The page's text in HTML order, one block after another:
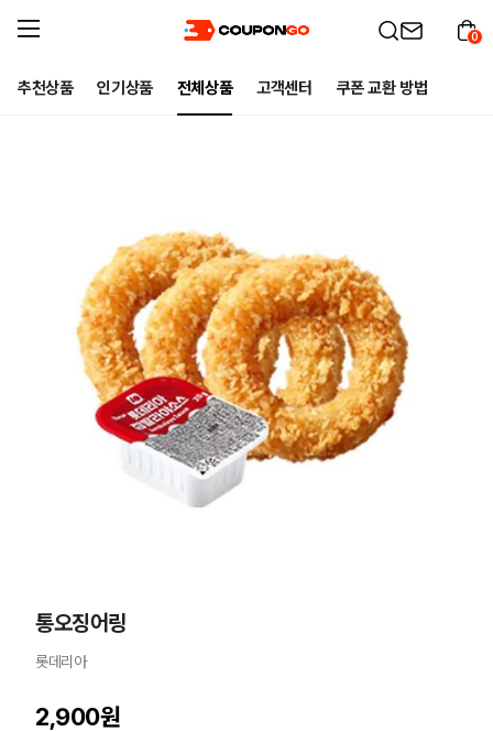
추천상품 인기상품 전체상품 고객센터 쿠폰 교환 방법
0
통오징어링
롯데리아
2,900원